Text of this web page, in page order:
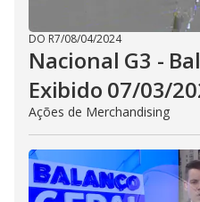
DO R7/08/04/2024
Nacional G3 -
Exibido 07/03/
Ações de Merchandising